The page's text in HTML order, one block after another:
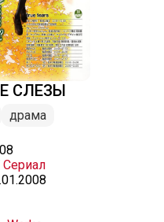
СЛЕЗЫ
драма
Сериал